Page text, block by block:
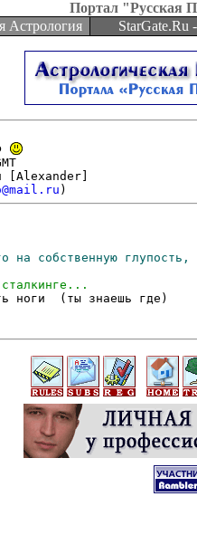
Портал "Русская
Астрология
StarGate.Ru
ноги  (ты знаешь где)